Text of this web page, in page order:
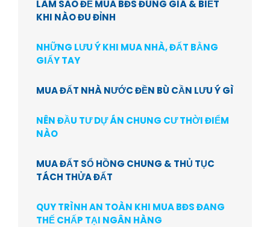
LÀM SAO ĐỂ MUA BĐS ĐÚNG GIÁ & BIẾT
KHI NÀO ĐU ĐỈNH
NHỮNG LƯU Ý KHI MUA NHÀ, ĐẤT BẰNG
GIẤY TAY
MUA ĐẤT NHÀ NƯỚC ĐỀN BÙ CẦN LƯU Ý GÌ
NÊN ĐẦU TƯ DỰ ÁN CHUNG CƯ THỜI ĐIỂM
NÀO
MUA ĐẤT SỔ HỒNG CHUNG & THỦ TỤC
TÁCH THỬA ĐẤT
QUY TRÌNH AN TOÀN KHI MUA BĐS ĐANG
THẾ CHẤP TẠI NGÂN HÀNG